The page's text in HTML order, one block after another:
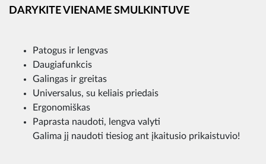
DARYKITE VIENAME SMULKINTUVE
Patogus ir lengvas
Daugiafunkcis
Galingas ir greitas
Universalus, su keliais priedais
Ergonomiškas
Paprasta naudoti, lengva valyti
Galima jį naudoti tiesiog ant įkaitusio prikaistuvio!